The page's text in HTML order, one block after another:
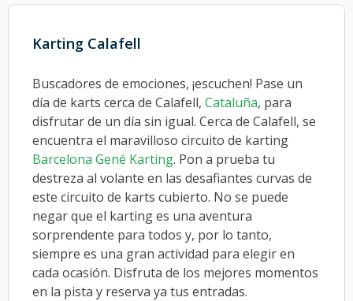
Karting Calafell
Buscadores de emociones, ¡escuchen! Pase un
día de karts cerca de Calafell, Cataluña, para
disfrutar de un día sin igual. Cerca de Calafell, se
encuentra el maravilloso circuito de karting
Barcelona Gené Karting. Pon a prueba tu
destreza al volante en las desafiantes curvas de
este circuito de karts cubierto. No se puede
negar que el karting es una aventura
sorprendente para todos y, por lo tanto,
siempre es una gran actividad para elegir en
cada ocasión. Disfruta de los mejores momentos
en la pista y reserva ya tus entradas.